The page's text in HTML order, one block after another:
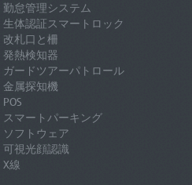
勤怠管理システム
生体認証スマートロック
改札口と柵
発熱検知器
ガードツアーパトロール
金属探知機
POS
スマートパーキング
ソフトウェア
可視光顔認識
X線